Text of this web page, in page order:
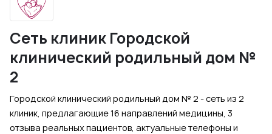
Сеть клиник Городской
клинический родильный дом №
2
Городской клинический родильный дом № 2 - сеть из 2
клиник, предлагающие 16 направлений медицины, 3
отзыва реальных пациентов, актуальные телефоны и